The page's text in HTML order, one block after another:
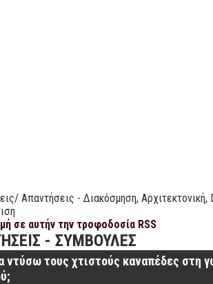
Απαντήσεις - Διακόσμηση, Αρχιτεκτονική,
σε αυτήν την τροφοδοσία RSS
- ΣΥΜΒΟΥΛΕΣ
ντύσω τους χτιστούς καναπέδες στη